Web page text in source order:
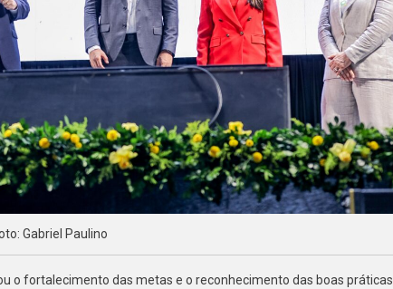
Gabriel Paulino
o fortalecimento das metas e o reconhecimento das boas práticas